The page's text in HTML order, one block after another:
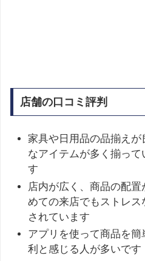
店舗の口コミ評判
家具や日用品の品揃え
なアイテムが多く揃って
す
店内が広く、商品の配
めての来店でもストレ
されています
アプリを使って商品を
利と感じる人が多いです